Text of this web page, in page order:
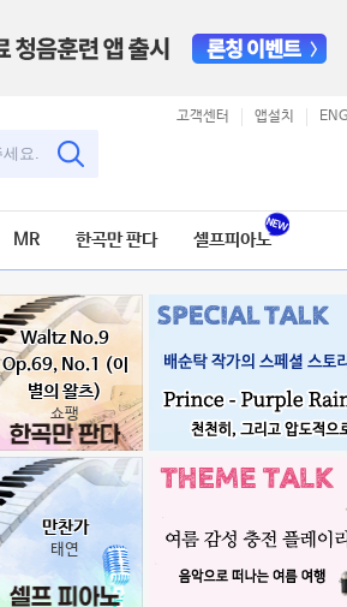
고객센터 앱설치
MR 한곡만 판다 셀프피아노
Waltz No.9
Op.69, No.1 (이
별의 왈츠)
쇼팽
만찬가
태연